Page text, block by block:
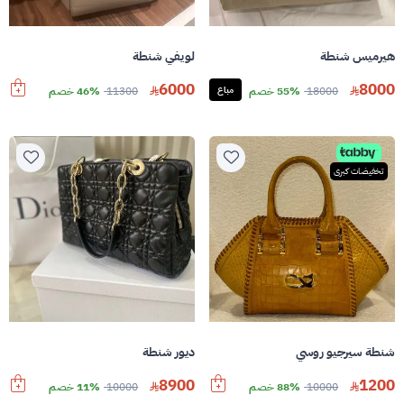
هيرميس شنطة
8000
18000 55% خصم مباع
لويفي شنطة
6000
11300 46% خصم
تخفيضات كبرى
شنطة سيرجيو روسي
1200
10000 88% خصم
ديور شنطة
8900
10000 11% خصم